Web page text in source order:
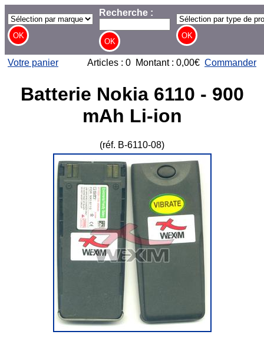
Recherche :
Votre panier Articles : 0 Montant : 0,00€ Commander
Batterie Nokia 6110 - 900
mAh Li-ion
(réf. B-6110-08)